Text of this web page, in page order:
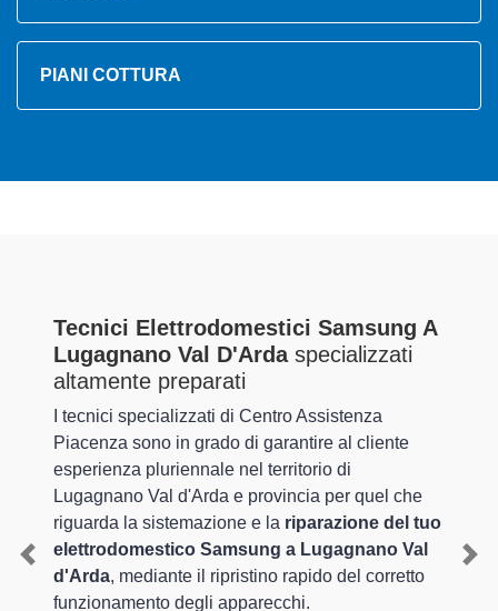
PIANI COTTURA
Tecnici Elettrodomestici Samsung A
Lugagnano Val D'Ardaspecializzati
altamente preparati
I tecnici specializzati di Centro Assistenza
Piacenza sono in grado di garantire al cliente
esperienza pluriennale nel territorio di
Lugagnano Val d'Arda e provincia per quel che
riguarda la sistemazione e la riparazione del tuo
elettrodomestico Samsung a Lugagnano Val
d'Arda, mediante il ripristino rapido del corretto
funzionamento degli apparecchi.
Previous